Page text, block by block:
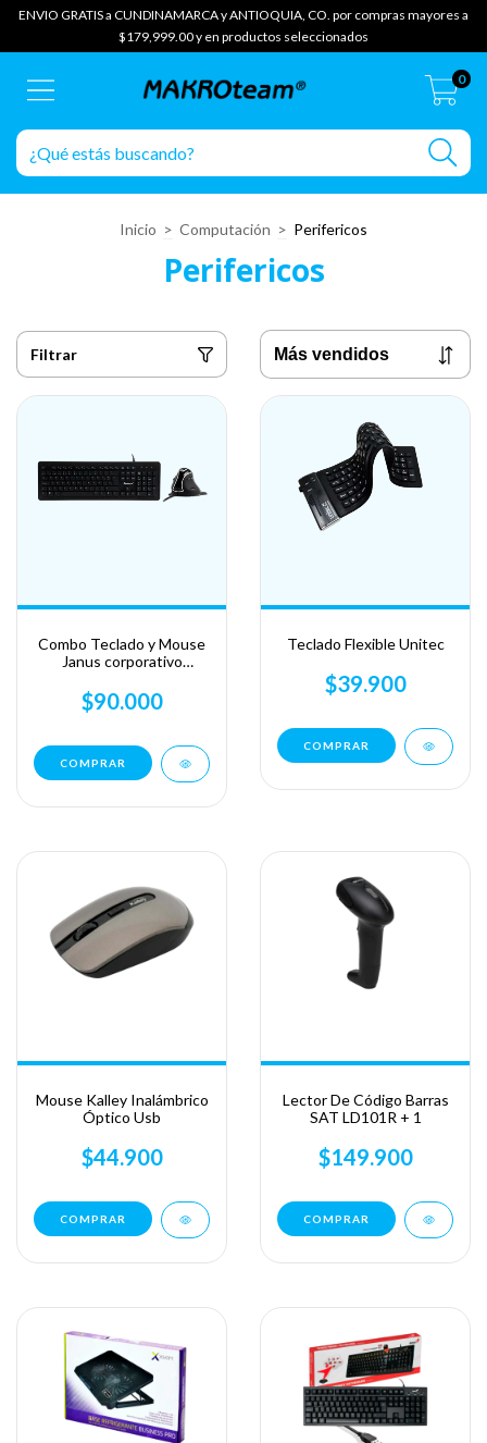
ENVIO GRATIS a CUNDINAMARCA y ANTIOQUIA, CO. por compras mayores a
$179,999.00 y en productos seleccionados
0
Inicio > Computación > Perifericos
Perifericos
Filtrar
Combo Teclado y Mouse
Janus corporativo
$90.000
Teclado Flexible Unitec
$39.900
Mouse Kalley Inalámbrico
Óptico Usb
$44.900
Lector De Código Barras
SAT LD101R + 1
$149.900